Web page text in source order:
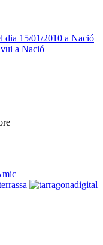
dia 15/01/2010 a Nació
a Nació